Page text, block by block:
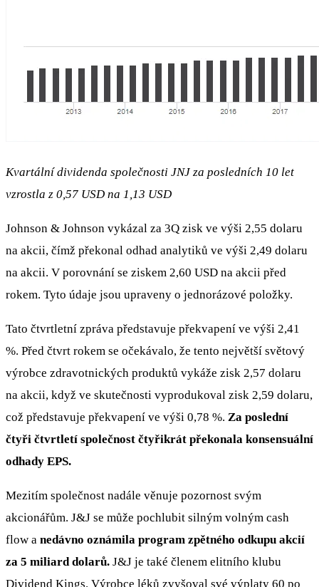
Kvartální dividenda společnosti JNJ za posledních 10 let
vzrostla z 0,57 USD na 1,13 USD
Johnson & Johnson vykázal za 3Q zisk ve výši 2,55 dolaru
na akcii, čímž překonal odhad analytiků ve výši 2,49 dolaru
na akcii. V porovnání se ziskem 2,60 USD na akcii před
rokem. Tyto údaje jsou upraveny o jednorázové položky.
Tato čtvrtletní zpráva představuje překvapení ve výši 2,41
%. Před čtvrt rokem se očekávalo, že tento největší světový
výrobce zdravotnických produktů vykáže zisk 2,57 dolaru
na akcii, když ve skutečnosti vyprodukoval zisk 2,59 dolaru,
což představuje překvapení ve výši 0,78 %. Za poslední
čtyři čtvrtletí společnost čtyřikrát překonala konsensuální
odhady EPS.
Mezitím společnost nadále věnuje pozornost svým
akcionářům. J&J se může pochlubit silným volným cash
flow a nedávno oznámila program zpětného odkupu akcií
za 5 miliard dolarů. J&J je také členem elitního klubu
Dividend Kings. Výrobce léků zvyšoval své výplaty 60 po